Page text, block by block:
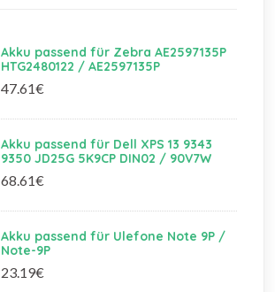
Akku passend für Zebra AE2597135P
HTG2480122 / AE2597135P
47.61€
Akku passend für Dell XPS 13 9343
9350 JD25G 5K9CP DIN02 / 90V7W
68.61€
Akku passend für Ulefone Note 9P /
Note-9P
23.19€